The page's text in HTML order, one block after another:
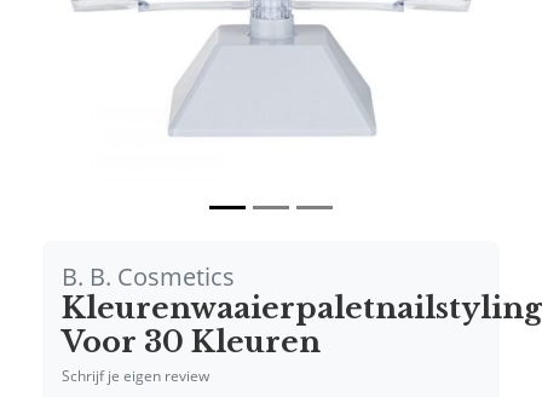
B. B. Cosmetics
Voor 30 Kleuren
Schrijf je eigen review